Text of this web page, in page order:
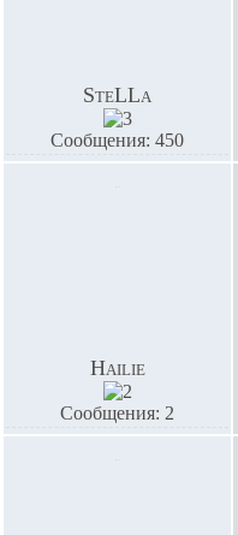
SteLLa
Сообщения: 450
Hailie
Сообщения: 2